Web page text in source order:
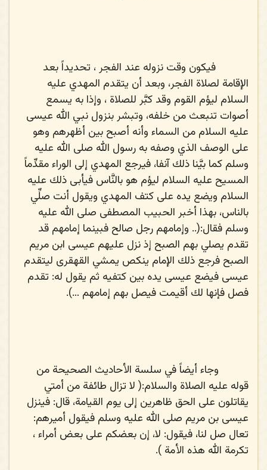
فيكون وقت نزوله عند الفجر ، تحديداً بعد
الإقامة لصلاة الفجر، وبعد أن يتقدم المهدي عليه
السلام ليؤم القوم وقد كبَّر للصلاة ، وإذا به يسمع
أصوات تنبعث من خلفه، وتبشر بنزول نبي الله عيسى
عليه السلام من السماء وأنه أصبح بين أظهرهم وهو
على الوصف الذي وصفه به رسول الله صلى الله عليه
وسلم كما بيَّنا ذلك آنفا، فيرجع المهدي إلى الوراء مقدِّماً
المسيح عليه السلام ليؤم هو بالنَّاس فيأبى ذلك عليه
السلام ويضع يده على كتف المهدي ويقول أنت صلِّي
بالناس، بهذا أخبر الحبيب المصطفى صلى الله عليه
وسلم فقال:(.. وإمامهم رجل صالح فبينما إمامهم قد
تقدم يصلي بهم الصبح إذ نزل عليهم عيسى ابن مريم
الصبح فرجع ذلك الإمام ينكص يمشي القهقرى ليتقدم
عيسى فيضع عيسى يده بين كتفيه ثم يقول له: تقدم
فصل فإنها لك أقيمت فيصل بهم إمامهم …).
وجاء أيضاً في سلسة الأحاديث الصحيحة من
قوله عليه الصلاة والسلام:( لا تزال طائفة من أمتي
يقاتلون على الحق ظاهرين إلى يوم القيامة، قال: فينزل
عيسى بن مريم صلى الله عليه وسلم فيقول أميرهم:
تعال صل لنا، فيقول: لا، إن بعضكم على بعض أمراء ،
تكرمة الله هذه الأمة ).